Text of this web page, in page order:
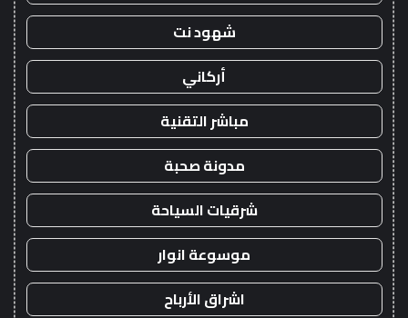
شهود نت
أركاني
مباشر التقنية
مدونة صحبة
شرقيات السياحة
موسوعة انوار
اشراق الأرباح